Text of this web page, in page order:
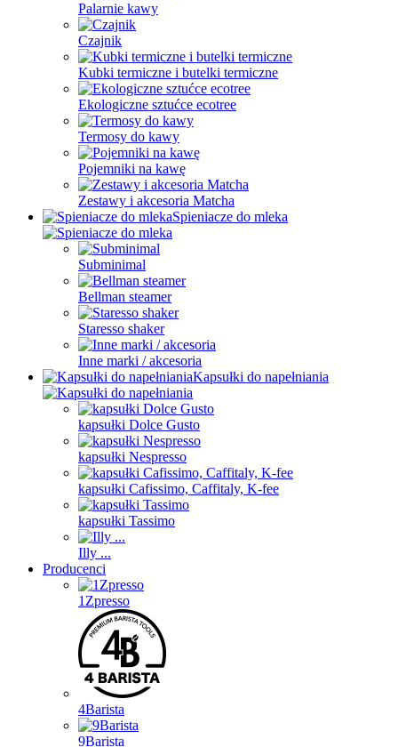
Palarnie kawy
Czajnik
Kubki termiczne i butelki termiczne
Ekologiczne sztućce ecotree
Termosy do kawy
Pojemniki na kawę
Zestawy i akcesoria Matcha
Spieniacze do mleka
Subminimal
Bellman steamer
Staresso shaker
Inne marki / akcesoria
Kapsułki do napełniania
kapsułki Dolce Gusto
kapsułki Nespresso
kapsułki Cafissimo, Caffitaly, K-fee
kapsułki Tassimo
Illy ...
Producenci
1Zpresso
4Barista
9Barista